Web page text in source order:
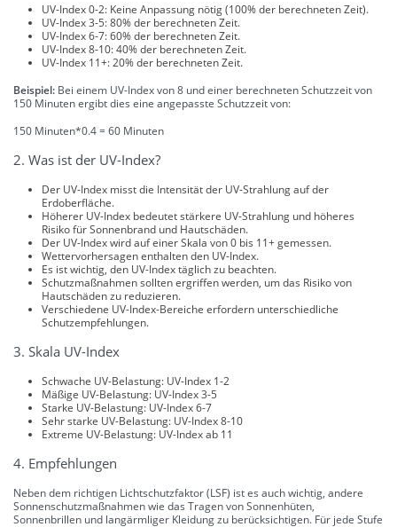
UV-Index 0-2: Keine Anpassung nötig (100% der berechneten Zeit).
UV-Index 3-5: 80% der berechneten Zeit.
UV-Index 6-7: 60% der berechneten Zeit.
UV-Index 8-10: 40% der berechneten Zeit.
UV-Index 11+: 20% der berechneten Zeit.
Beispiel: Bei einem UV-Index von 8 und einer berechneten Schutzzeit von
150 Minuten ergibt dies eine angepasste Schutzzeit von:
150 Minuten*0.4 = 60 Minuten
2. Was ist der UV-Index?
Der UV-Index misst die Intensität der UV-Strahlung auf der
Erdoberfläche.
Höherer UV-Index bedeutet stärkere UV-Strahlung und höheres
Risiko für Sonnenbrand und Hautschäden.
Der UV-Index wird auf einer Skala von 0 bis 11+ gemessen.
Wettervorhersagen enthalten den UV-Index.
Es ist wichtig, den UV-Index täglich zu beachten.
Schutzmaßnahmen sollten ergriffen werden, um das Risiko von
Hautschäden zu reduzieren.
Verschiedene UV-Index-Bereiche erfordern unterschiedliche
Schutzempfehlungen.
3. Skala UV-Index
Schwache UV-Belastung: UV-Index 1-2
Mäßige UV-Belastung: UV-Index 3-5
Starke UV-Belastung: UV-Index 6-7
Sehr starke UV-Belastung: UV-Index 8-10
Extreme UV-Belastung: UV-Index ab 11
4. Empfehlungen
Neben dem richtigen Lichtschutzfaktor (LSF) ist es auch wichtig, andere
Sonnenschutzmaßnahmen wie das Tragen von Sonnenhüten,
Sonnenbrillen und langärmliger Kleidung zu berücksichtigen. Für jede Stufe